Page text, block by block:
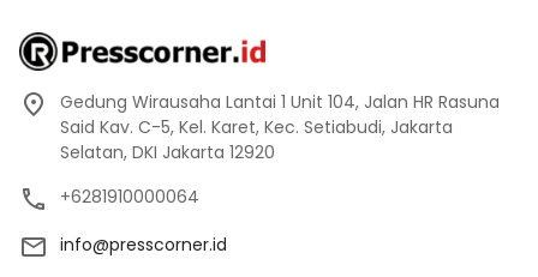
Gedung Wirausaha Lantai 1 Unit 104, Jalan HR Rasuna
Said Kav. C-5, Kel. Karet, Kec. Setiabudi, Jakarta
Selatan, DKI Jakarta 12920
+6281910000064
info@presscorner.id